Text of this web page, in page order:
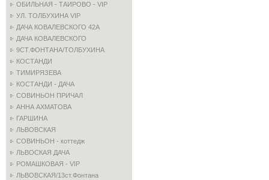
ОБИЛЬНАЯ - ТАИРОВО - VIP
УЛ. ТОЛБУХИНА VIP
ДАЧА КОВАЛЕВСКОГО 42А
ДАЧА КОВАЛЕВСКОГО
9СТ.ФОНТАНА/ТОЛБУХИНА
КОСТАНДИ
ТИМИРЯЗЕВА
КОСТАНДИ - ДАЧА
СОВИНЬОН ПРИЧАЛ
АННА АХМАТОВА
ГАРШИНА
ЛЬВОВСКАЯ
СОВИНЬОН - коттедж
ЛЬВОСКАЯ ДАЧА
РОМАШКОВАЯ - VIP
ЛЬВОВСКАЯ/13ст.Фонтана